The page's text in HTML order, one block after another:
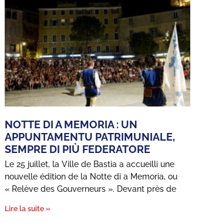
NOTTE DI A MEMORIA : UN
APPUNTAMENTU PATRIMUNIALE,
SEMPRE DI PIÙ FEDERATORE
Le 25 juillet, la Ville de Bastia a accueilli une
nouvelle édition de la Notte di a Memoria, ou
« Relève des Gouverneurs ». Devant près de
Lire la suite »